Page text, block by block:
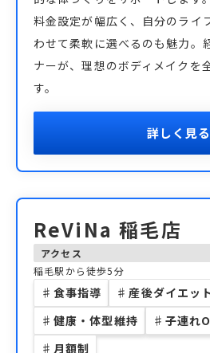
料金設定が幅広く、自分のライ
わせて柔軟に選べるのも魅力。
ナーが、理想のボディメイクを
す。
詳しく見る
ReViNa 稲毛店
アクセス
稲毛駅から徒歩5分
♯ 食事指導 ♯ 産後ダイエッ
♯ 健康・体型維持 ♯ 子連れ
♯ 月額制